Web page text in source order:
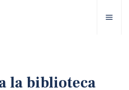
la biblioteca